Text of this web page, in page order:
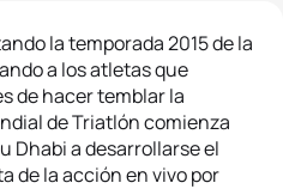
la temporada 2015 de la
a los atletas que
de hacer temblar la
de Triatlón comienza
Dhabi a desarrollarse el
de la acción en vivo por